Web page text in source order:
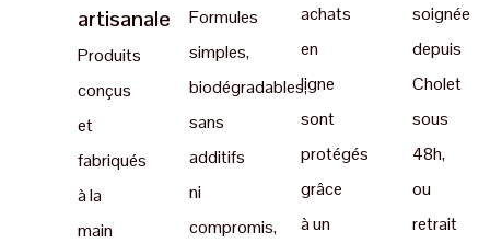
artisanale
Produits
conçus
et
fabriqués
à la
main
Formules
simples,
biodégradables,
sans
additifs
ni
compromis,
achats
en
ligne
sont
protégés
grâce
à un
soignée
depuis
Cholet
sous
48h,
ou
retrait